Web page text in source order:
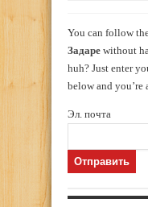
You can follow
Задаре without
huh? Just enter
below and you’re
Эл. почта